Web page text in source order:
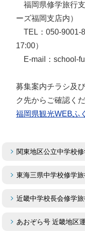
福岡県修学旅行
ーズ福岡支店内）
TEL：050-9001-
17:00）
E-mail：school-
募集案内チラシ及
ク先からご確認くだ
福岡県観光WEBふ
関東地区公立中学校
東海三県中学校修学
近畿中学校長会修
あおぞら号 近畿地区